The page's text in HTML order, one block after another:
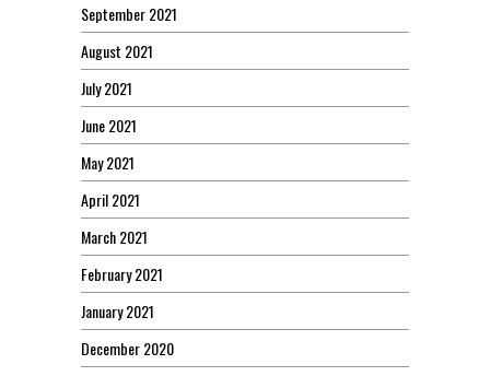
September 2021
August 2021
July 2021
June 2021
May 2021
April 2021
March 2021
February 2021
January 2021
December 2020